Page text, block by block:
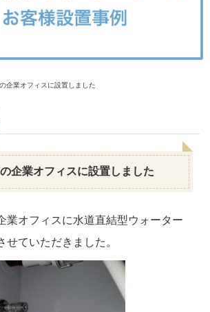
企業オフィスに設置しました
企業オフィスに設置しました
業オフィスに水道直結型ウォーター
せていただきました。